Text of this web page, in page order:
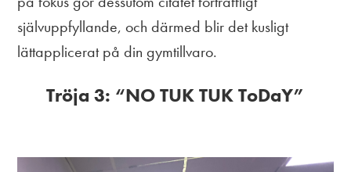
självuppfyllande, och därmed blir det kusligt
lättapplicerat på din gymtillvaro.
Tröja 3: “NO TUK TUK ToDaY”